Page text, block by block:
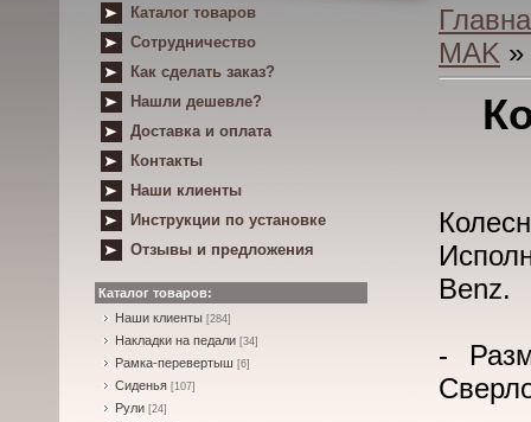
Каталог товаров
Сотрудничество
Как сделать заказ?
Нашли дешевле?
Доставка и оплата
Контакты
Наши клиенты
Инструкции по установке
Отзывы и предложения
Каталог товаров:
Наши клиенты [284]
Накладки на педали [34]
Рамка-перевертыш [6]
Сиденья [107]
Рули [24]
MAK »
Benz.
-